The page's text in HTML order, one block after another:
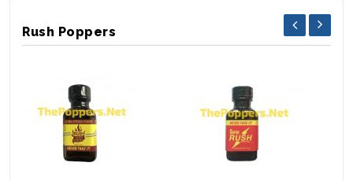
Rush Poppers